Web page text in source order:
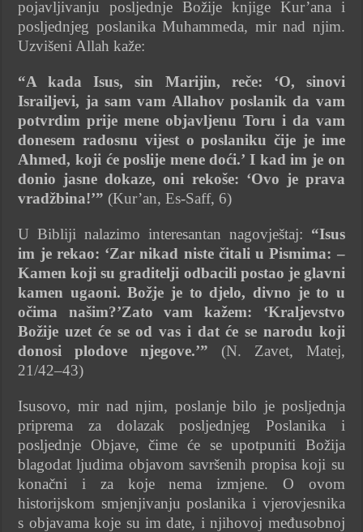
pojavljivanju posljednje Božije knjige Kur’ana i
posljednjeg poslanika Muhammeda, mir nad njim.
Uzvišeni Allah kaže:
“A kada Isus, sin Marijin, reče: ‘O, sinovi
Israiljevi, ja sam vam Allahov poslanik da vam
potvrdim prije mene objavljenu Toru i da vam
donesem radosnu vijest o poslaniku čije je ime
Ahmed, koji će poslije mene doći.’ I kad im je on
donio jasne dokaze, oni rekoše: ‘Ovo je prava
vradžbina!’” (Kur’an, Es-Saff, 6)
U Bibliji nalazimo interesantan nagovještaj: “Isus
im je rekao: ‘Zar nikad niste čitali u Pismima: –
Kamen koji su graditelji odbacili postao je glavni
kamen ugaoni. Božje je to djelo, divno je to u
očima našim?’Zato vam kažem: ‘Kraljevstvo
Božije uzet će se od vas i dat će se narodu koji
donosi plodove njegove.’” (N. Zavet, Matej,
21/42–43)
Isusovo, mir nad njim, poslanje bilo je posljednja
priprema za dolazak posljednjeg Poslanika i
posljednje Objave, čime će se upotpuniti Božija
blagodat ljudima objavom savršenih propisa koji su
konačni i za koje nema izmjene. O ovom
historijskom smjenjivanju poslanika i vjerovjesnika
s objavama koje su im date, i njihovoj međusobnoj